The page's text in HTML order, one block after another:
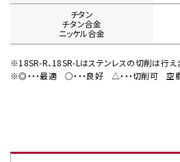
チタン
チタン合金
ニッケル合金
※18SR-R、18SR-Lはステンレスの切削は行え
※◎・・・最適○・・・良好△・・・切削可 空